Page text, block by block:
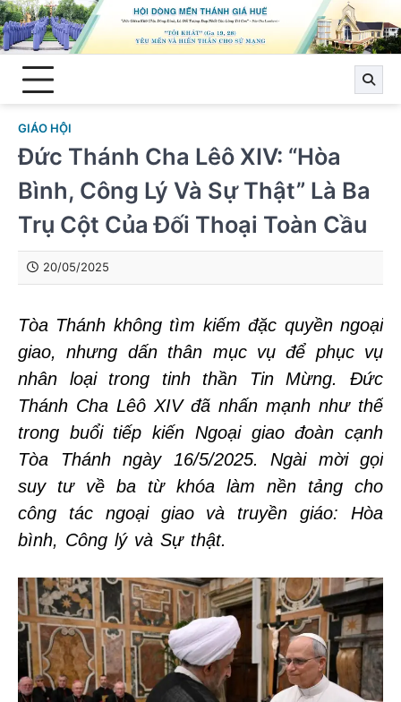
Skip
to
content
GIÁO HỘI
Đức Thánh Cha Lêô XIV: “Hòa
Bình, Công Lý Và Sự Thật” Là Ba
Trụ Cột Của Đối Thoại Toàn Cầu
20/05/2025
Tòa Thánh không tìm kiếm đặc quyền ngoại
giao, nhưng dấn thân mục vụ để phục vụ
nhân loại trong tinh thần Tin Mừng. Đức
Thánh Cha Lêô XIV đã nhấn mạnh như thế
trong buổi tiếp kiến Ngoại giao đoàn cạnh
Tòa Thánh ngày 16/5/2025. Ngài mời gọi
suy tư về ba từ khóa làm nền tảng cho
công tác ngoại giao và truyền giáo: Hòa
bình, Công lý và Sự thật.